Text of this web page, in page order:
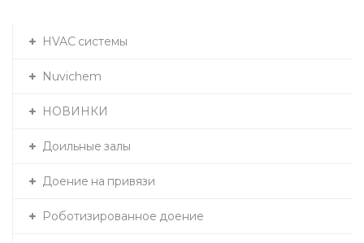
HVAC системы
Nuvichem
НОВИНКИ
Доильные залы
Доение на привязи
Роботизированное доение